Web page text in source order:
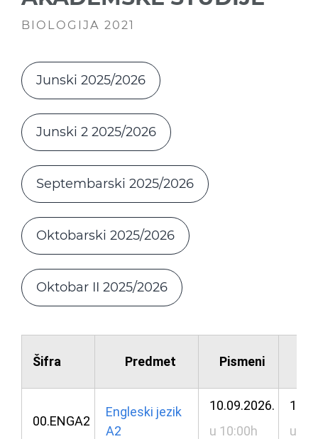
BIOLOGIJA 2021
Junski 2025/2026
Junski 2 2025/2026
Septembarski 2025/2026
Oktobarski 2025/2026
Oktobar II 2025/2026
Šifra Predmet Pismeni
00.ENGA2
Engleski jezik
A2
10.09.2026.
u 10:00h
u